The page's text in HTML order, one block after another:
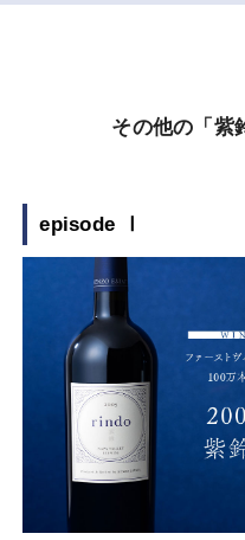
その他の「紫
episode Ⅰ